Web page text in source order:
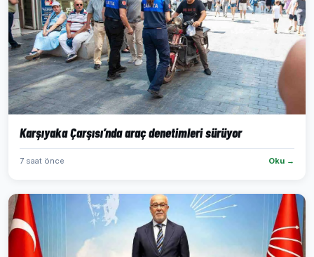
Karşıyaka Çarşısı’nda araç denetimleri sürüyor
7 saat önce Oku →